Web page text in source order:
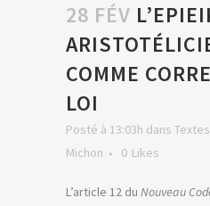
28 FÉV
COMME
LOI
Posté à 13:03h dans
Michon
0 Likes
L’article 12 du Nouveau